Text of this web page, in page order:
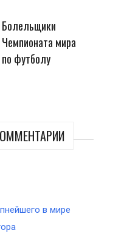
Болельщики
Чемпионата мира
по футболу
в мире